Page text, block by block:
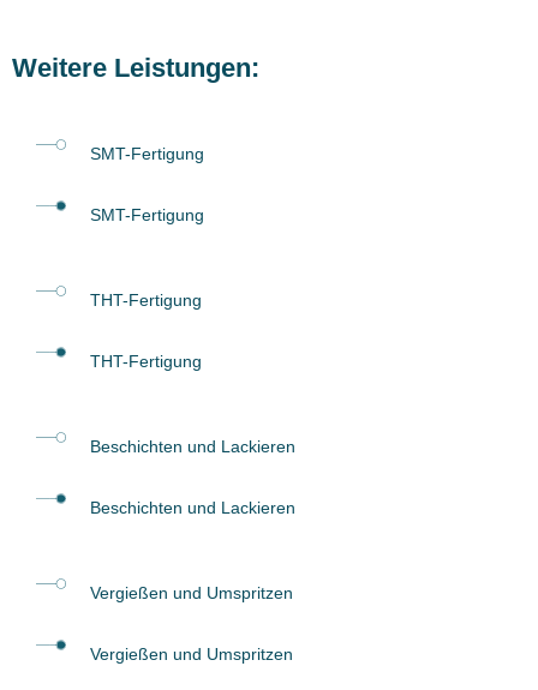
Weitere Leistungen:
SMT-Fertigung
SMT-Fertigung
THT-Fertigung
THT-Fertigung
Beschichten und Lackieren
Beschichten und Lackieren
Vergießen und Umspritzen
Vergießen und Umspritzen